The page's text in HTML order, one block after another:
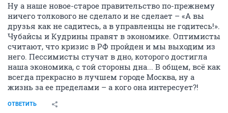
Ну а наше новое-старое правительство по-прежнему
ничего толкового не сделало и не сделает – «А вы
друзья как не садитесь, а в управленцы не годитесь!».
Чубайсы и Кудрины правят в экономике. Оптимисты
считают, что кризис в РФ пройден и мы выходим из
него. Пессимисты стучат в дно, которого достигла
наша экономика, с той стороны дна... В общем, всё как
всегда прекрасно в лучшем городе Москва, ну а
жизнь за ее пределами – а кого она интересует?!
ОТВЕТИТЬ